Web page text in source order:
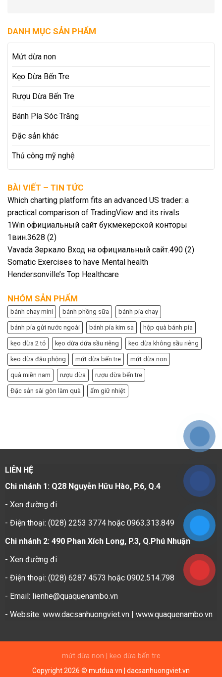
DANH MỤC SẢN PHẨM
Mứt dừa non
Kẹo Dừa Bến Tre
Rượu Dừa Bến Tre
Bánh Pía Sóc Trăng
Đặc sản khác
Thủ công mỹ nghệ
BÀI VIẾT – TIN TỨC
Which charting platform fits an advanced US trader: a
practical comparison of TradingView and its rivals
1Win официальный сайт букмекерской конторы
1вин.3628 (2)
Vavada Зеркало Вход на официальный сайт.490 (2)
Somatic Exercises to have Mental health
Hendersonville’s Top Healthcare
NHÓM SẢN PHẨM
bánh chay mini bánh phồng sữa bánh pía chay
bánh pía gửi nước ngoài bánh pía kim sa hộp quà bánh pía
kẹo dừa 2 tỏ kẹo dừa dứa sầu riêng kẹo dừa không sầu riêng
kẹo dừa đậu phộng mứt dừa bến tre mứt dừa non
quà miền nam rượu dừa rượu dừa bến tre
Đặc sản sài gòn làm quà ấm giữ nhiệt
LIÊN HỆ
Chi nhánh 1: Q28 Nguyễn Hữu Hào, P.6, Q.4
- Xen đường đi
- Điện thoại: (028) 2253 3774 hoặc 0963.313.849
Chi nhánh 2: 490 Phan Xích Long, P.3, Q.Phú Nhuận
- Xen đường đi
- Điện thoại: (028) 6287 4573 hoặc 0902.514.798
- Email: lienhe@quaquenambo.vn
- Website: www.dacsanhuongviet.vn | www.quaquenambo.vn
mứt dừa non kẹo dừa bến tre
Copyright 2026 © mutdua.vn | dacsanhuongviet.vn